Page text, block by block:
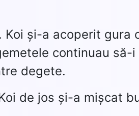
și-a acoperit gura
continuau să-
degete.
de jos și-a mișcat